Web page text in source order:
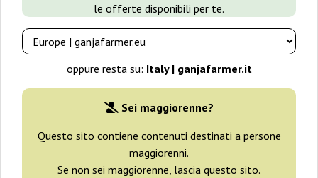
le offerte disponibili per te.
oppure resta su: Italy | ganjafarmer.it
Sei maggiorenne?
Questo sito contiene contenuti destinati a persone
maggiorenni.
Se non sei maggiorenne, lascia questo sito.
-25%
+ omaggi